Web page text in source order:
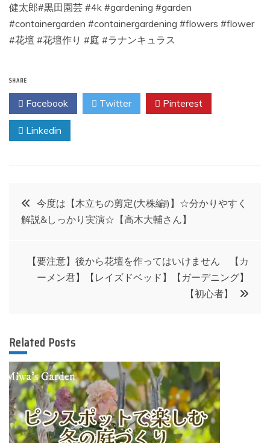
健太郎#黒田園芸 #4k #gardening #garden
#containergarden #containergardening #flowers #flower
#花壇 #花壇作り #庭 #ラナンキュラス
SHARE
Facebook Twitter Pinterest
Linkedin
投
稿
ー
シ
ョ
今度は【木立ちの剪定(大株編!)】☆分かりやすく
解説&しっかり実演☆【高木大輔さん】
【要注意】後から花壇を作ってはいけません 【カ
ーメン君】【レイズドベッド】【ガーデニング】
【初心者】
Related Posts